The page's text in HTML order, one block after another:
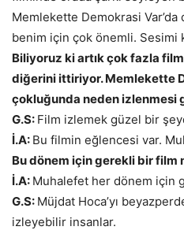
Memlekette Demokrasi
benim için çok önemli. Sesimi
Biliyoruz ki artık çok fazla
diğerini ittiriyor. Memlekette
çokluğunda neden izlenmesi
G.S: Film izlemek güzel bir
İ.A: Bu filmin eğlencesi var.
Bu dönem için gerekli bir film
İ.A: Muhalefet her dönem için
G.S: Müjdat Hoca’yı
izleyebilir insanlar.